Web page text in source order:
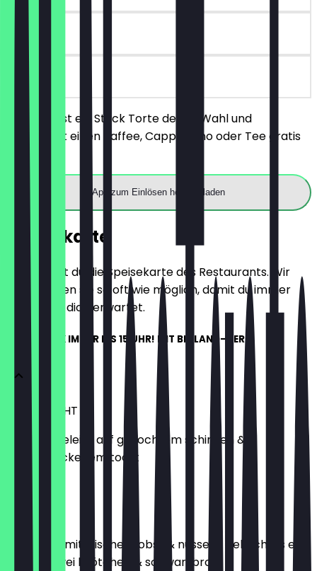
vor Ort
Du bestellst ein Stück Torte deiner Wahl und
bekommst einen Kaffee, Cappuccino oder Tee gratis
App zum Einlösen herunterladen
Speisekarte
Hier findest du die Speisekarte des Restaurants. Wir
aktualisieren sie so oft wie möglich, damit du immer
weißt, was dich erwartet.
FRÜHSTÜCK IMMER BIS 15 UHR! MIT BIOLAND-EIERN
MAASTRICHT
zwei spiegeleier auf gekochtem schinken &
hausgebackenem toast
BASEL
käseteller mit frischem obst & nüssen | gekochtes ei |
butter | zwei brötchen & schwarzbrot